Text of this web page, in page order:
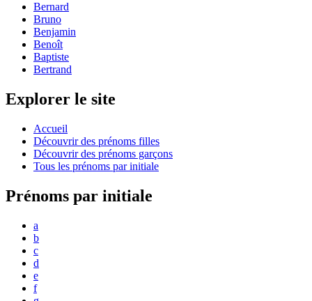
Bernard
Bruno
Benjamin
Benoît
Baptiste
Bertrand
Explorer le site
Accueil
Découvrir des prénoms filles
Découvrir des prénoms garçons
Tous les prénoms par initiale
Prénoms par initiale
a
b
c
d
e
f